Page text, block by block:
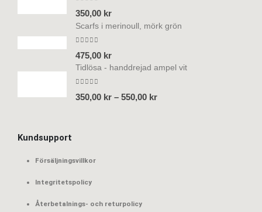
350,00 kr
Scarfs i merinoull, mörk grön
475,00 kr
Tidlösa - handdrejad ampel vit
350,00 kr – 550,00 kr
Kundsupport
Försäljningsvillkor
Integritetspolicy
Återbetalnings- och returpolicy